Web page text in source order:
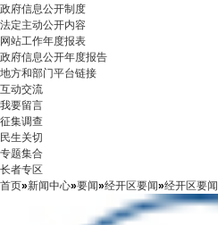
政府信息公开制度
法定主动公开内容
网站工作年度报表
政府信息公开年度报告
地方和部门平台链接
互动交流
我要留言
征集调查
民生关切
专题集合
长者专区
首页»新闻中心»要闻»经开区要闻»经开区要闻